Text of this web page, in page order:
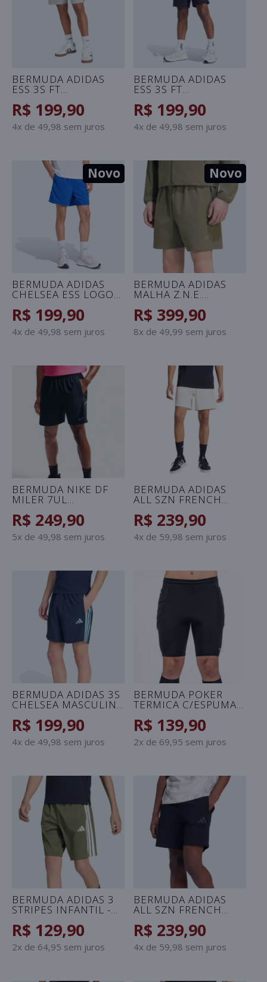
BERMUDA ADIDAS
ESS 3S FT
CINZA/PRETO
R$ 199,90
4x de 49,98 sem juros
BERMUDA ADIDAS
ESS 3S FT
PRETO/BRANCO
R$ 199,90
4x de 49,98 sem juros
Novo
BERMUDA ADIDAS
CHELSEA ESS LOGO
MASCULINA - AZUL
R$ 199,90
4x de 49,98 sem juros
Novo
BERMUDA ADIDAS
MALHA Z.N.E.
R$ 399,90
8x de 49,99 sem juros
BERMUDA NIKE DF
MILER 7UL
R$ 249,90
5x de 49,98 sem juros
BERMUDA ADIDAS
ALL SZN FRENCH
OFF WHITE
R$ 239,90
4x de 59,98 sem juros
BERMUDA ADIDAS 3S
CHELSEA MASCULINA
CELESTE
R$ 199,90
4x de 49,98 sem juros
BERMUDA POKER
TERMICA C/ESPUMA
PRETO
R$ 139,90
2x de 69,95 sem juros
BERMUDA ADIDAS 3
STRIPES INFANTIL -
R$ 129,90
2x de 64,95 sem juros
BERMUDA ADIDAS
ALL SZN FRENCH
PRETO
R$ 239,90
4x de 59,98 sem juros